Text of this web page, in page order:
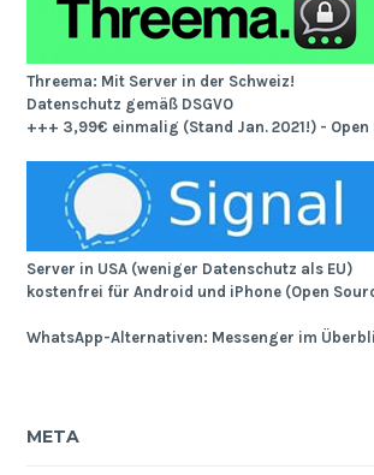
Threema: Mit Server in der Schweiz!
Datenschutz gemäß DSGVO
+++ 3,99€ einmalig (Stand Jan. 2021!) - Open
Server in USA (weniger Datenschutz als EU)
kostenfrei für Android und iPhone (Open
WhatsApp-Alternativen: Messenger im
META